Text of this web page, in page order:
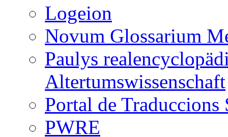
Logeion
Novum Glossarium
Paulys
Altertumswissenschaft
Portal de Traduccions
PWRE